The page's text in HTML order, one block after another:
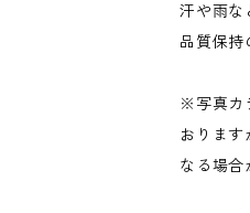
汗や雨な
品質保持
※写真カ
おりま
なる場合